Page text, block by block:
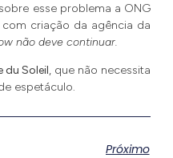
esse problema a ONG
criação da agência da
não deve continuar.
du Soleil, que não necessita
espetáculo.
Próximo